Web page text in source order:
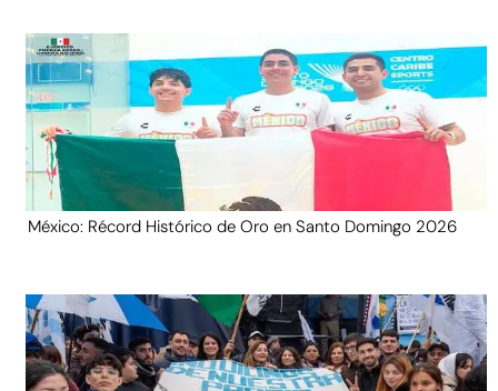
México: Récord Histórico de Oro en Santo Domingo 2026